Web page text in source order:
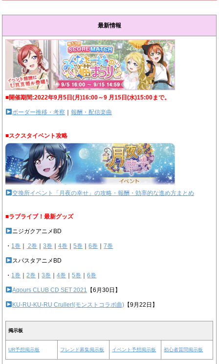
最新情報
■開催期間:2022年9月5日(月)16:00～9 月15日(水)15:00まで。
ボーダー推移・考察 ｜報酬・配信楽曲
■スクスタイベント攻略
交換所イベント「月夜の幸せ」の攻略・報酬・効率的な進め方まとめ
■ラブライブ！最新グッズ
ニジガクアニメBD
・ 1巻 2巻 ｜3巻 ｜4巻 ｜5巻 ｜6巻 ｜7巻
スパスタアニメBD
・ 1巻 ｜2巻 ｜3巻 ｜4巻 ｜5巻 ｜6巻
Aqours CLUB CD SET 2021 【6月30日】
KU-RU-KU-RU Cruller!(モンストコラボ曲) 【9月22日】
掲示板
UR予想掲示板 フレンド募集掲示板 イベント予想掲示板 初心者質問掲示板